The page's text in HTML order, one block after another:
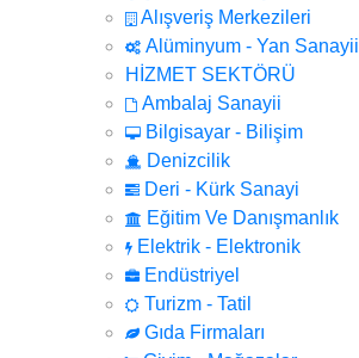
Alışveriş Merkezileri
Alüminyum - Yan Sanayii
HİZMET SEKTÖRÜ
Ambalaj Sanayii
Bilgisayar - Bilişim
Denizcilik
Deri - Kürk Sanayi
Eğitim Ve Danışmanlık
Elektrik - Elektronik
Endüstriyel
Turizm - Tatil
Gıda Firmaları